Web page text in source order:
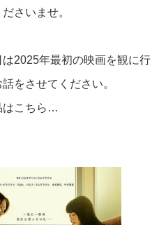
さいませ。
は2025年最初の映画を観に
をさせてください。
はこちら…